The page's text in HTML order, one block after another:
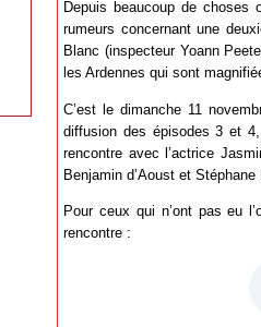
Depuis beaucoup de choses
rumeurs concernant une
Blanc (inspecteur Yoann
les Ardennes qui sont
C’est le dimanche 11
diffusion des épisodes 3 et
rencontre avec l’actrice
Benjamin d’Aoust et
Pour ceux qui n’ont pas eu
rencontre :